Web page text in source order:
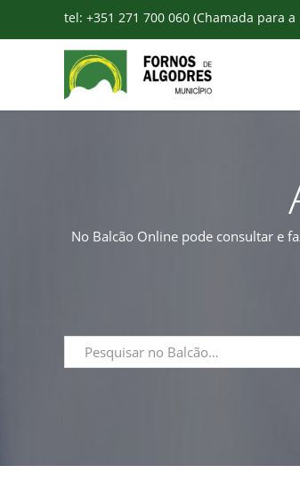
tel: +351 271 700 060 (Chamada para
No Balcão Online pode consultar e